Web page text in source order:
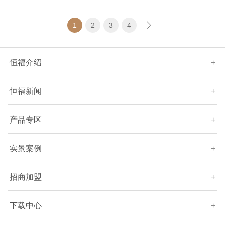
1 2 3 4
恒福介绍 +
恒福新闻 +
产品专区 +
实景案例 +
招商加盟 +
下载中心 +